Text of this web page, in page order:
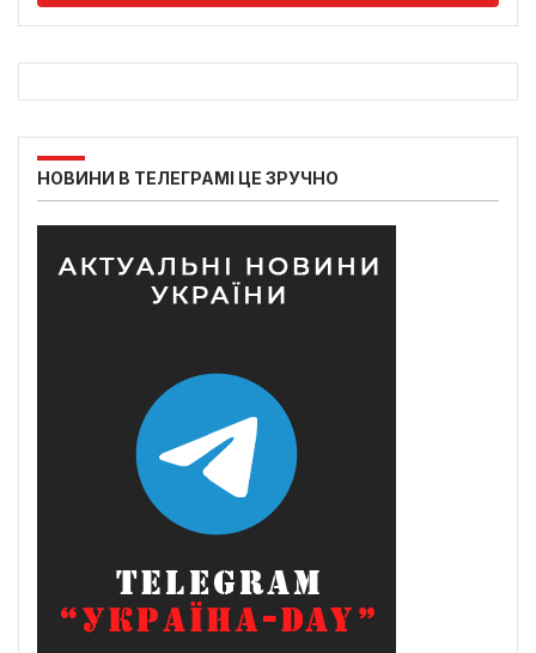
НОВИНИ В ТЕЛЕГРАМІ ЦЕ ЗРУЧНО